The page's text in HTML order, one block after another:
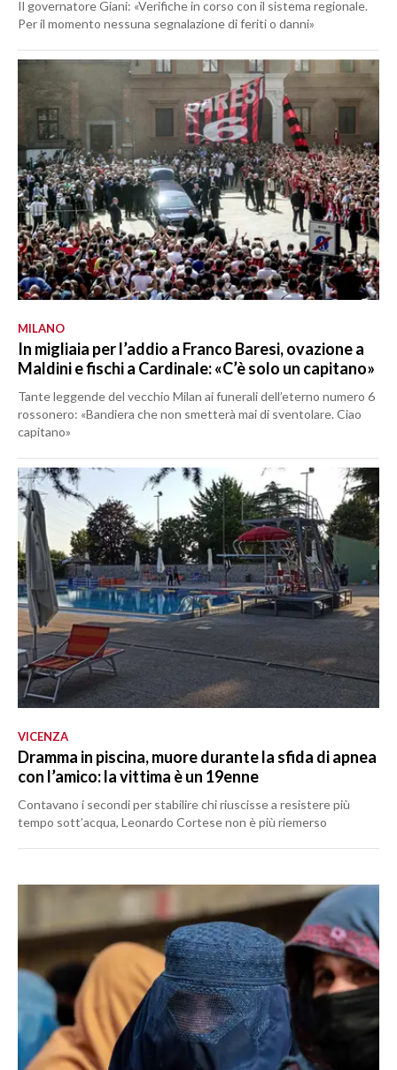
Il governatore Giani: «Verifiche in corso con il sistema regionale.
Per il momento nessuna segnalazione di feriti o danni»
MILANO
In migliaia per l’addio a Franco Baresi, ovazione a
Maldini e fischi a Cardinale: «C’è solo un capitano»
Tante leggende del vecchio Milan ai funerali dell’eterno numero 6
rossonero: «Bandiera che non smetterà mai di sventolare. Ciao
capitano»
VICENZA
Dramma in piscina, muore durante la sfida di apnea
con l’amico: la vittima è un 19enne
Contavano i secondi per stabilire chi riuscisse a resistere più
tempo sott’acqua, Leonardo Cortese non è più riemerso